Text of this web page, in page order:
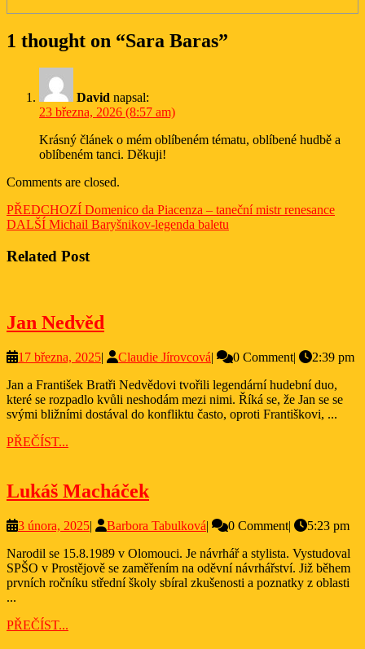
1 thought on “Sara Baras”
David napsal:
23 března, 2026 (8:57 am)
Krásný článek o mém oblíbeném tématu, oblíbené hudbě a
oblíbeném tanci. Děkuji!
Comments are closed.
Navigace
pro
příspěvek
PŘEDCHOZÍ Previous
post:
Domenico da Piacenza – taneční mistr renesance
DALŠÍ Next
Michail Baryšnikov-legenda baletu
Related Post
Jan Nedvěd
17 března, 202517
2025
| Claudie JírovcováClaudie
| 0 Comment|
2:39 pm
Jan a František Bratři Nedvědovi tvořili legendární hudební duo,
které se rozpadlo kvůli neshodám mezi nimi. Říká se, že Jan se se
svými bližními dostával do konfliktu často, oproti Františkovi, ...
PŘEČÍST...
Lukáš MacháčekLukáš
3 února, 20253
2025
| Barbora TabulkováBarbora
| 0 Comment|
5:23 pm
Narodil se 15.8.1989 v Olomouci. Je návrhář a stylista. Vystudoval
SPŠO v Prostějově se zaměřením na oděvní návrhářství. Již během
prvních ročníku střední školy sbíral zkušenosti a poznatky z oblasti
...
PŘEČÍST...